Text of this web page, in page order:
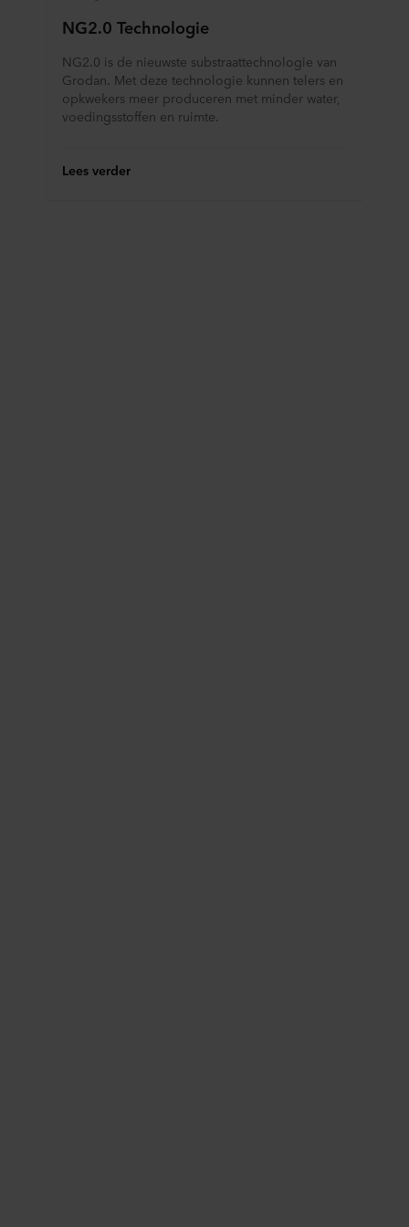
NG2.0 Technologie
NG2.0 is de nieuwste substraattechnologie van
Grodan. Met deze technologie kunnen telers en
opkwekers meer produceren met minder water,
voedingsstoffen en ruimte.
Lees verder